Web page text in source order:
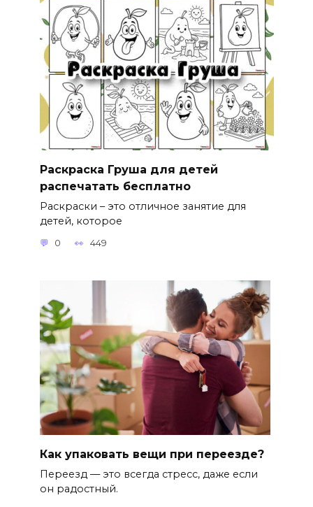
Раскраска Груша для детей
распечатать бесплатно
Раскраски – это отличное занятие для
детей, которое
0 449
Как упаковать вещи при переезде?
Переезд — это всегда стресс, даже если
он радостный.